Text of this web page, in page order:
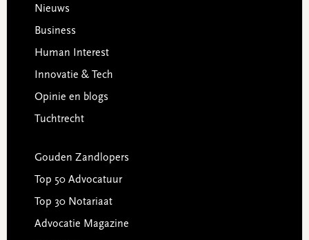
Footer
Nieuws
Business
Human Interest
Innovatie & Tech
Opinie en blogs
Tuchtrecht
Gouden Zandlopers
Top 50 Advocatuur
Top 30 Notariaat
Advocatie Magazine